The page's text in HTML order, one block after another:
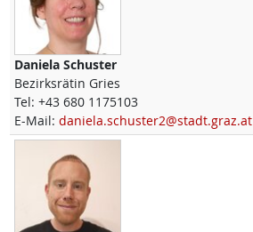
Daniela Schuster
Bezirksrätin Gries
Tel: +43 680 1175103
E-Mail: daniela.schuster2@stadt.graz.at